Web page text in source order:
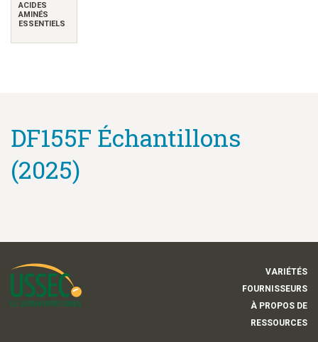
ACIDES
AMINÉS
ESSENTIELS
DF155F Échantillons
(2025)
VARIÉTÉS
FOURNISSEURS
À PROPOS DE
RESSOURCES